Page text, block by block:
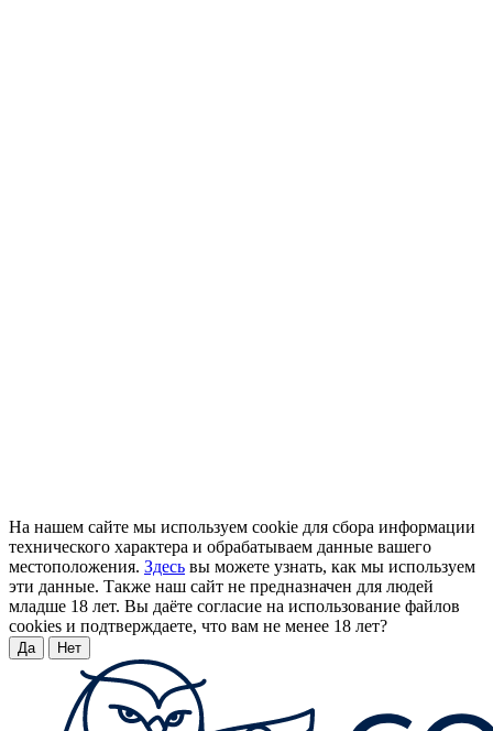
На нашем сайте мы используем cookie для сбора информации
технического характера и обрабатываем данные вашего
местоположения. Здесь вы можете узнать, как мы используем
эти данные. Также наш сайт не предназначен для людей
младше 18 лет. Вы даёте согласие на использование файлов
cookies и подтверждаете, что вам не менее 18 лет?
Да Нет